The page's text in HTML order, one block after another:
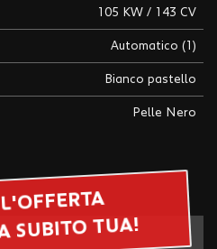
105 KW / 143 CV
Automatico (1)
Bianco pastello
Pelle Nero
SUBITO TUA!